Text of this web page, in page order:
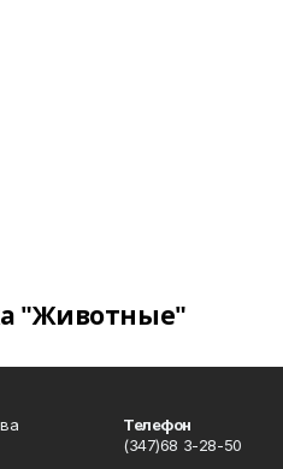
"Животные"
Телефон
(347)68 3-28-50